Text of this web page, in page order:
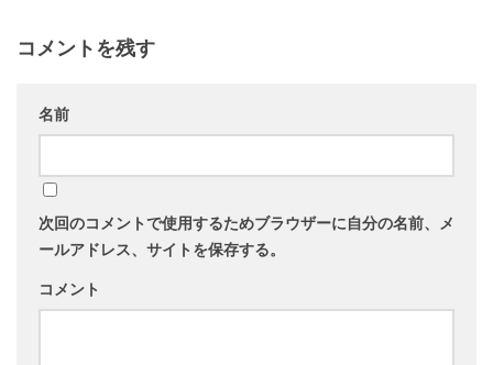
コメントを残す
名前
次回のコメントで使用するためブラウザーに自分の名前、メ
ールアドレス、サイトを保存する。
コメント